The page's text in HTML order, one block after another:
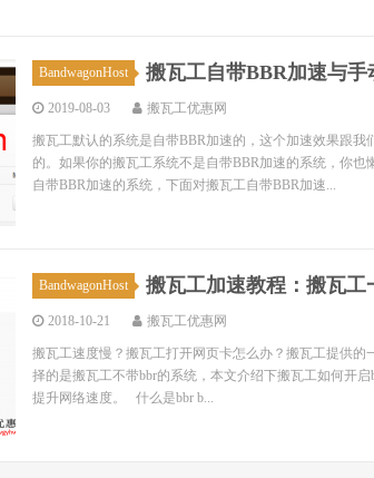
BandwagonHost 搬瓦工自带BBR加速与
2019-08-03 搬瓦工优惠网
搬瓦工默认的系统是自带BBR加速的，这个加速效果跟我
的。如果你的搬瓦工系统不是自带BBR加速的系统，你
自带BBR加速的系统，下面对搬瓦工自带BBR加速...
BandwagonHost 搬瓦工加速教程：搬瓦
2018-10-21 搬瓦工优惠网
搬瓦工速度慢？搬瓦工打开网页卡怎么办？搬瓦工提供的
择的是搬瓦工不带bbr的系统，本文介绍下搬瓦工如何开启
提升网络速度。 什么是bbr b...